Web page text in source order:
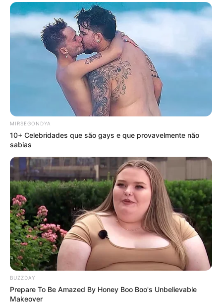
MIRSEGONDYA
10+ Celebridades que são gays e que provavelmente não
sabias
BUZZDAY
Prepare To Be Amazed By Honey Boo Boo's Unbelievable
Makeover